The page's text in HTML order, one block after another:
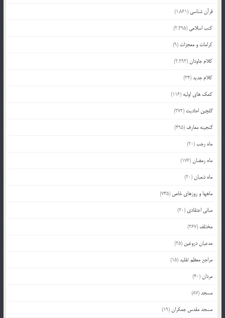
قرآن شناسی (1,861)
کتب اسلامی (2,295)
کرامات و معجزات (9)
کلام جاودان(2,293)
کلام جدید(34)
کمک های اولیه (116)
گلچین احادیث (372)
گنجینه معارف (495)
ماه رجب(20)
ماه رمضان(176)
ماه شعبان(20)
ماهها و روزهای خاص (745)
مبانی اعتقادی (20)
مختلف (367)
مدعیان دروغین (25)
مراجع معظم تقلید(15)
مردان(40)
مسجد(87)
مسجد مقدس جمکران(19)